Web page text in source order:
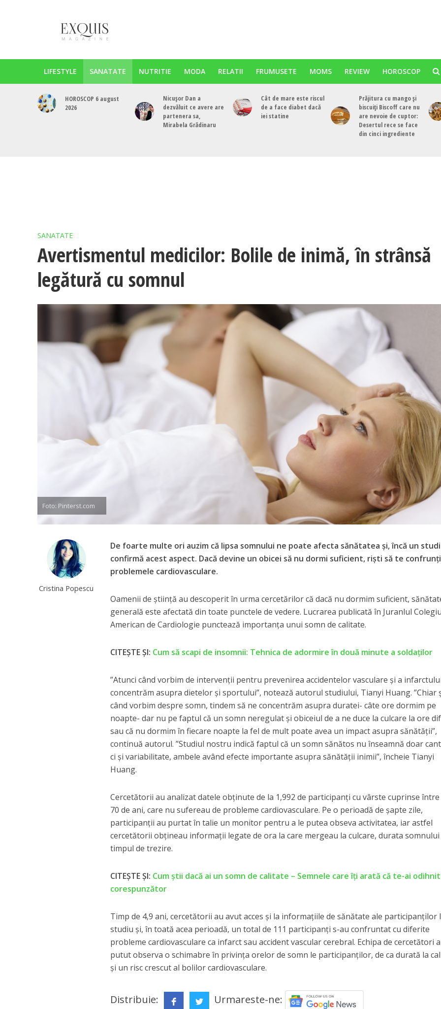
LIFESTYLE SANATATE NUTRITIE MODA RELATII FRUMUSETE MOMS REVIEW HOROSCOP
HOROSCOP 6 august
2026
Nicușor Dan a
dezvăluit ce avere are
partenera sa,
Mirabela Grădinaru
Cât de mare este riscul
de a face diabet dacă
iei statine
Prăjitura cu mango și
biscuiți Biscoff care nu
are nevoie de cuptor:
Desertul rece se face
din cinci ingrediente
SANATATE
Avertismentul medicilor: Bolile de inimă, în strânsă
legătură cu somnul
Foto: Pinterst.com
Cristina Popescu
De foarte multe ori auzim că lipsa somnului ne poate afecta sănătatea şi, încă un
confirmă acest aspect. Dacă devine un obicei să nu dormi suficient, rişti să te
problemele cardiovasculare.
Oamenii de ştiinţă au descoperit în urma cercetărilor că dacă nu dormim suficient,
generală este afectată din toate punctele de vedere. Lucrarea publicată în Juranlul
American de Cardiologie punctează importanţa unui somn de calitate.
CITEȘTE ȘI: Cum să scapi de insomnii: Tehnica de adormire în două minute a soldaților
”Atunci când vorbim de intervenţii pentru prevenirea accidentelor vasculare şi a
concentrăm asupra dietelor şi sportului”, notează autorul studiului, Tianyi Huang. ”Chiar
când vorbim despre somn, tindem să ne concentrăm asupra duratei- câte ore dormim pe
noapte- dar nu pe faptul că un somn neregulat şi obiceiul de a ne duce la culcare la ore
sau că nu dormim în fiecare noapte la fel de mult poate avea un impact asupra sănătăţii”,
continuă autorul. ”Studiul nostru indică faptul că un somn sănătos nu înseamnă doar
ci şi variabilitate, ambele având efecte importante asupra sănătăţii inimii”, încheie Tianyi
Huang.
Cercetătorii au analizat datele obţinute de la 1,992 de participanţi cu vârste cuprinse între
70 de ani, care nu sufereau de probleme cardiovasculare. Pe o perioadă de şapte zile,
participanţii au purtat în talie un monitor pentru a le putea obseva activitatea, iar astfel
cercetătorii obţineau informaţii legate de ora la care mergeau la culcare, durata
timpul de trezire.
CITEȘTE ȘI: Cum ştii dacă ai un somn de calitate – Semnele care îţi arată că te-ai odihnit
corespunzător
Timp de 4,9 ani, cercetătorii au avut acces şi la informaţiile de sănătate ale participanţilor
studiu şi, în toată acea perioadă, un total de 111 participanţi s-au confruntat cu diferite
probleme cardiovasculare ca infarct sau accident vascular cerebral. Echipa de cercetători a
putut observa o schimabre în privinţa orelor de somn le participanţilor, de ca durată la
şi un risc crescut al bolilor cardiovasculare.
Distribuie: Urmareste-ne: